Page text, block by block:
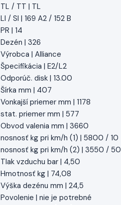
TL / TT | TL
LI / SI | 169 A2 / 152 B
PR | 14
Dezén | 326
Výrobca | Alliance
Špecifikácia | E2/L2
Odporúč. disk | 13.00
Šírka mm | 407
Vonkajší priemer mm | 1178
stat. priemer mm | 577
Obvod valenia mm | 3660
nosnosť kg pri km/h (1) | 5800 / 10
nosnosť kg pri km/h (2) | 3550 / 50
Tlak vzduchu bar | 4,50
Hmotnosť kg | 74,08
Výška dezénu mm | 24,5
Povolenie | nie je potrebné